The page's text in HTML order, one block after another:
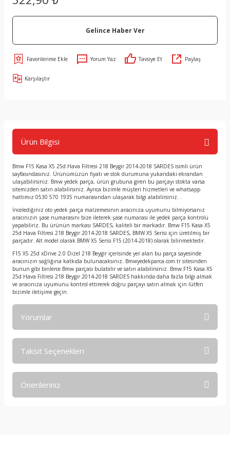
Gelince Haber Ver
Yorum Yaz Tavsiye Et Paylaş
Karşılaştır
Ürün Bilgisi
Bmw F15 Kasa X5 25d Hava Filtresi 218 Beygir 2014-2018 SARDES isimli ürün
sayfasındasınız. Ürünümüzün fiyatı ve stok durumuna yukarıdaki ekrandan
ulaşabilirsiniz. Bmw yedek parça, ürün grubuna giren bu parçayı stokta varsa
sitemizden satın alabilirsiniz. Ayrıca bizimle müşteri hizmetleri ve whatsapp
hattımız 0530 570 1935 numarasından ulaşarak bilgi alabilirsiniz. .
İncelediğiniz oto yedek parça malzemesinin aracınıza uyumunu bilmiyorsanız
aracınızın şase numarasını bize ileterek şase numarası ile yedek parça kontrolü
yapabiliriz. Bu ürünün markası SARDES, kaliteli bir markadır. Bmw F15 Kasa X5
25d Hava Filtresi 218 Beygir 2014-2018 SARDES, BMW X5 Serisi için üretilmiş bir
parçadır. Alt model olarak BMW X5 Serisi F15 (2014-2018) olarak bilinmektedir.
F15 X5 25d xDrive 2.0 Dizel 218 Beygir içerisinde yer alan bu parça sayesinde
aracınızın sağlığına katkıda bulunacaksınız. Bmwyedekparca.com.tr sitesinden
bunun gibi binlerce Bmw parçası bulabilir ve satın alabilirsiniz. Bmw F15 Kasa X5
25d Hava Filtresi 218 Beygir 2014-2018 SARDES hakkında daha fazla bilgi almak
ve aracınıza uyumunu kontrol ettirerek doğru parçayı satın almak için lütfen
bizimle iletişime geçin.
Yorumlar
Taksit Seçenekleri
Önerileriniz